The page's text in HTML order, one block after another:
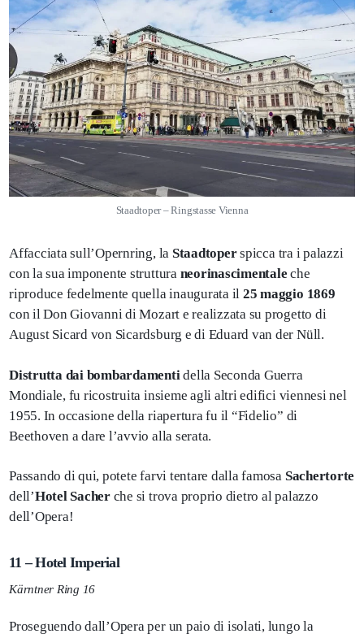
Staadtoper – Ringstasse Vienna
Affacciata sull’Opernring, la Staadtoperspicca tra i palazzi
con la sua imponente struttura neorinascimentale che
riproduce fedelmente quella inaugurata il 25 maggio 1869
con il Don Giovanni di Mozart e realizzata su progetto di
August Sicard von Sicardsburg e di Eduard van der Nüll.
Distrutta dai bombardamentidella Seconda Guerra
Mondiale, fu ricostruita insieme agli altri edifici viennesi nel
1955. In occasione della riapertura fu il “Fidelio” di
Beethoven a dare l’avvio alla serata.
Passando di qui, potete farvi tentare dalla famosa Sachertorte
dell’Hotel Sacherche si trova proprio dietro al palazzo
dell’Opera!
11 – Hotel Imperial
Kärntner Ring 16
Proseguendo dall’Opera per un paio di isolati, lungo la